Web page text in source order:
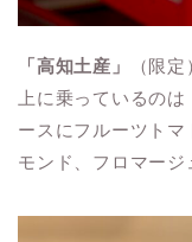
「高知土産」
（限定
上に乗っているのは
ースにフルーツト
モンド、フロマージ